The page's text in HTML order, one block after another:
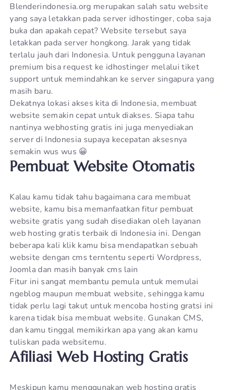
Blenderindonesia.org merupakan salah satu website
yang saya letakkan pada server idhostinger, coba saja
buka dan apakah cepat? Website tersebut saya
letakkan pada server hongkong. Jarak yang tidak
terlalu jauh dari Indonesia. Untuk pengguna layanan
premium bisa request ke idhostinger melalui tiket
support untuk memindahkan ke server singapura yang
masih baru.
Dekatnya lokasi akses kita di Indonesia, membuat
website semakin cepat untuk diakses. Siapa tahu
nantinya webhosting gratis ini juga menyediakan
server di Indonesia supaya kecepatan aksesnya
semakin wus wus 😀
Pembuat Website Otomatis
Kalau kamu tidak tahu bagaimana cara membuat
website, kamu bisa memanfaatkan fitur pembuat
website gratis yang sudah disediakan oleh layanan
web hosting gratis terbaik di Indonesia ini. Dengan
beberapa kali klik kamu bisa mendapatkan sebuah
website dengan cms terntentu seperti Wordpress,
Joomla dan masih banyak cms lain
Fitur ini sangat membantu pemula untuk memulai
ngeblog maupun membuat website, sehingga kamu
tidak perlu lagi takut untuk mencoba hosting gratsi ini
karena tidak bisa membuat website. Gunakan CMS,
dan kamu tinggal memikirkan apa yang akan kamu
tuliskan pada websitemu.
Afiliasi Web Hosting Gratis
Meskipun kamu menggunakan web hosting gratis